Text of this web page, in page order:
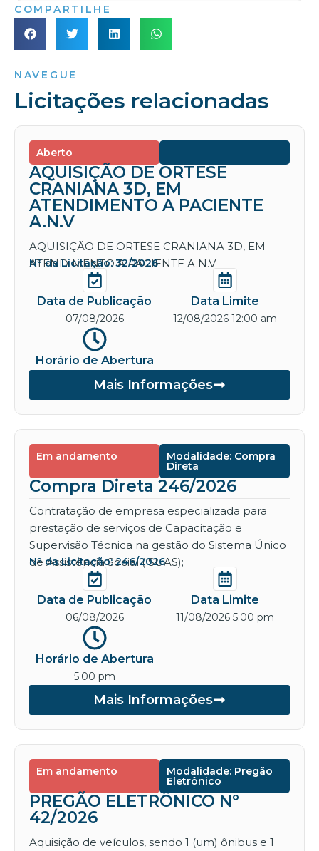
COMPARTILHE
NAVEGUE
Licitações relacionadas
Aberto
AQUISIÇÃO DE ORTESE
CRANIANA 3D, EM
ATENDIMENTO A PACIENTE
A.N.V
AQUISIÇÃO DE ORTESE CRANIANA 3D, EM
ATENDIMENTO A PACIENTE A.N.V
Nº da Licitação: 32/2026
Data de Publicação
07/08/2026
Data Limite
12/08/2026 12:00 am
Horário de Abertura
Mais Informações
Em andamento Modalidade: Compra
Direta
Compra Direta 246/2026
Contratação de empresa especializada para
prestação de serviços de Capacitação e
Supervisão Técnica na gestão do Sistema Único
de Assistência Social ( SUAS);
Nº da Licitação: 246/2026
Data de Publicação
06/08/2026
Data Limite
11/08/2026 5:00 pm
Horário de Abertura
5:00 pm
Mais Informações
Em andamento Modalidade: Pregão
Eletrônico
PREGÃO ELETRÔNICO Nº
42/2026
Aquisição de veículos, sendo 1 (um) ônibus e 1